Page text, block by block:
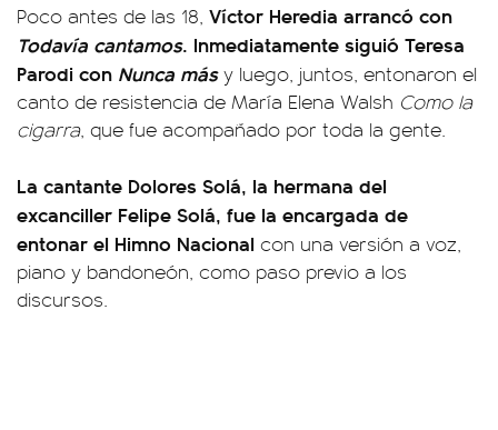
Poco antes de las 18, Víctor Heredia arrancó con
Todavía cantamos. Inmediatamente siguió Teresa
Parodi con Nunca másy luego, juntos, entonaron el
canto de resistencia de María Elena Walsh Como la
cigarra, que fue acompañado por toda la gente.
La cantante Dolores Solá, la hermana del
excanciller Felipe Solá, fue la encargada de
entonar el Himno Nacional con una versión a voz,
piano y bandoneón, como paso previo a los
discursos.